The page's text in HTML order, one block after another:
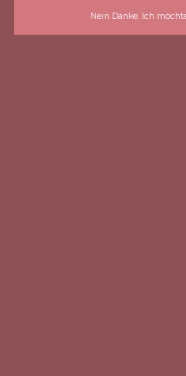
Nein Danke. Ich